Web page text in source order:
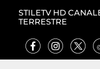
STILETV HD
TERRESTRE